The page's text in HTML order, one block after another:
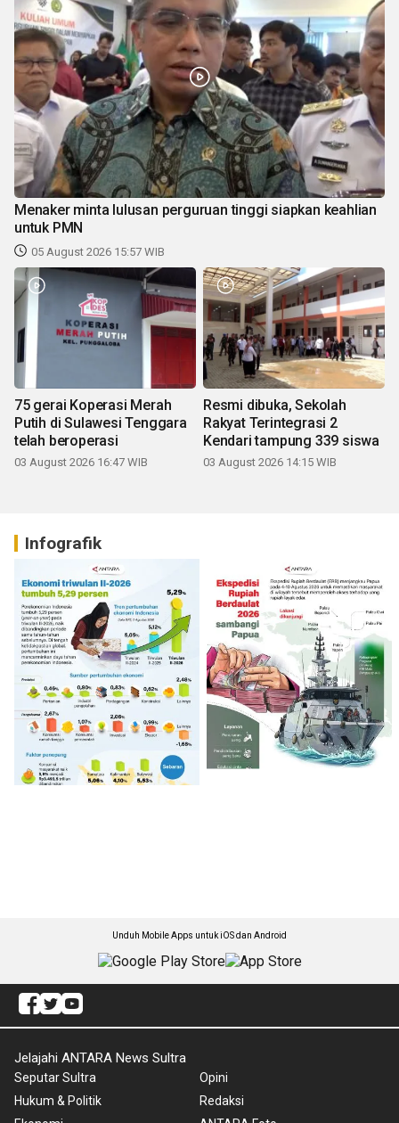
Menaker minta lulusan perguruan tinggi siapkan keahlian
untuk PMN
05 August 2026 15:57 WIB
75 gerai Koperasi Merah
Putih di Sulawesi Tenggara
telah beroperasi
03 August 2026 16:47 WIB
Resmi dibuka, Sekolah
Rakyat Terintegrasi 2
Kendari tampung 339 siswa
03 August 2026 14:15 WIB
Infografik
Unduh Mobile Apps untuk iOS dan Android
Jelajahi ANTARA News Sultra
Seputar Sultra
Hukum & Politik
Opini
Redaksi